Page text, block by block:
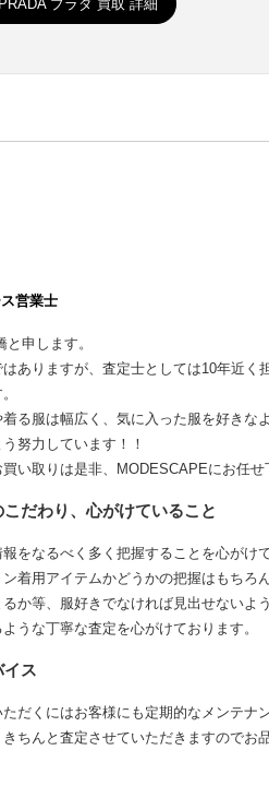
PRADA プラダ 買取 詳細
営業士
申します。
はありますが、査定士としては10年近
る服は幅広く、気に入った服を好きな
努力しています！！
い取りは是非、MODESCAPEにお任せ
だわり、心がけていること
をなるべく多く把握することを心がけて
着用アイテムかどうかの把握はもちろ
るか等、服好きでなければ見出せない
うな丁寧な査定を心がけております。
イス
だくにはお客様にも定期的なメンテナ
ちんと査定させていただきますのでお